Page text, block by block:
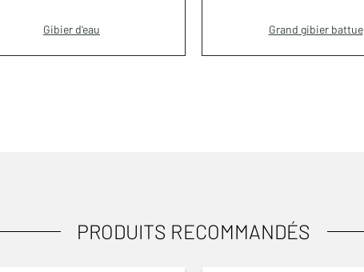
Gibier d'eau Grand gibier battue
PRODUITS RECOMMANDÉS